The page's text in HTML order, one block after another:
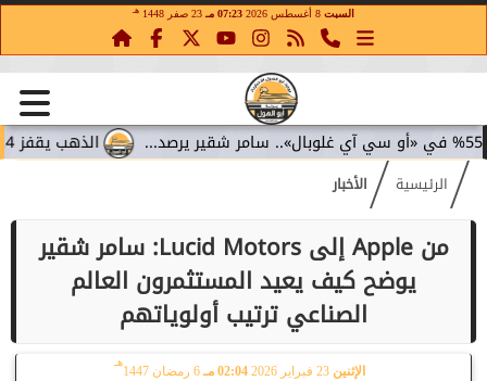
السبت 07:23 مـ 23 صفر 1448 هـ
الذهب يقفز 4.4% مع تراجع عوائد السندات.. سامر شقير يقرأ تحولات الاستثمار...
الرئيسية الأخبار
من Apple إلى Lucid Motors: سامر شقير
يوضح كيف يعيد المستثمرون العالم
الصناعي ترتيب أولوياتهم
الإثنين 23 فبراير 2026 02:04 مـ 6 رمضان 1447
هـ